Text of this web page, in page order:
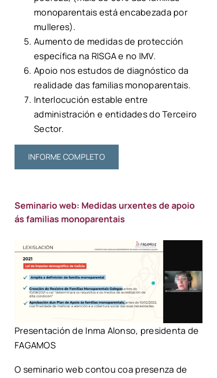
monoparentais está encabezada por
mulleres).
Aumento de medidas de protección
específica na RISGA e no IMV.
Apoio nos estudos de diagnóstico da
realidade das familias monoparentais.
Interlocución estable entre
administración e entidades do Terceiro
Sector.
INFORME COMPLETO
Seminario web: Medidas urxentes de apoio
ás familias monoparentais
Presentación de Inma Alonso, presidenta de
FAGAMOS
O seminario web contou coa presenza de